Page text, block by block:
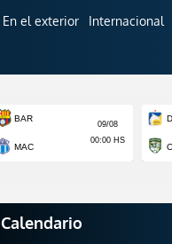
En el exterior Internacional
Calendario